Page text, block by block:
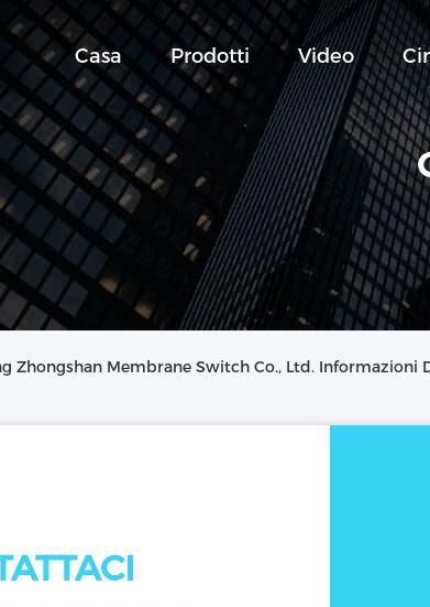
Casa Prodotti Video
Zhongshan Membrane Switch Co., Ltd. Informazioni